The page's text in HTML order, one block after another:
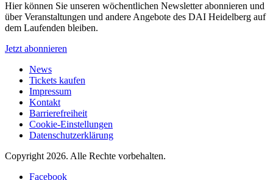
Hier können Sie unseren wöchentlichen Newsletter abonnieren und
über Veranstaltungen und andere Angebote des DAI Heidelberg auf
dem Laufenden bleiben.
Jetzt abonnieren
News
Tickets kaufen
Impressum
Kontakt
Barrierefreiheit
Cookie-Einstellungen
Datenschutzerklärung
Copyright 2026. Alle Rechte vorbehalten.
Facebook